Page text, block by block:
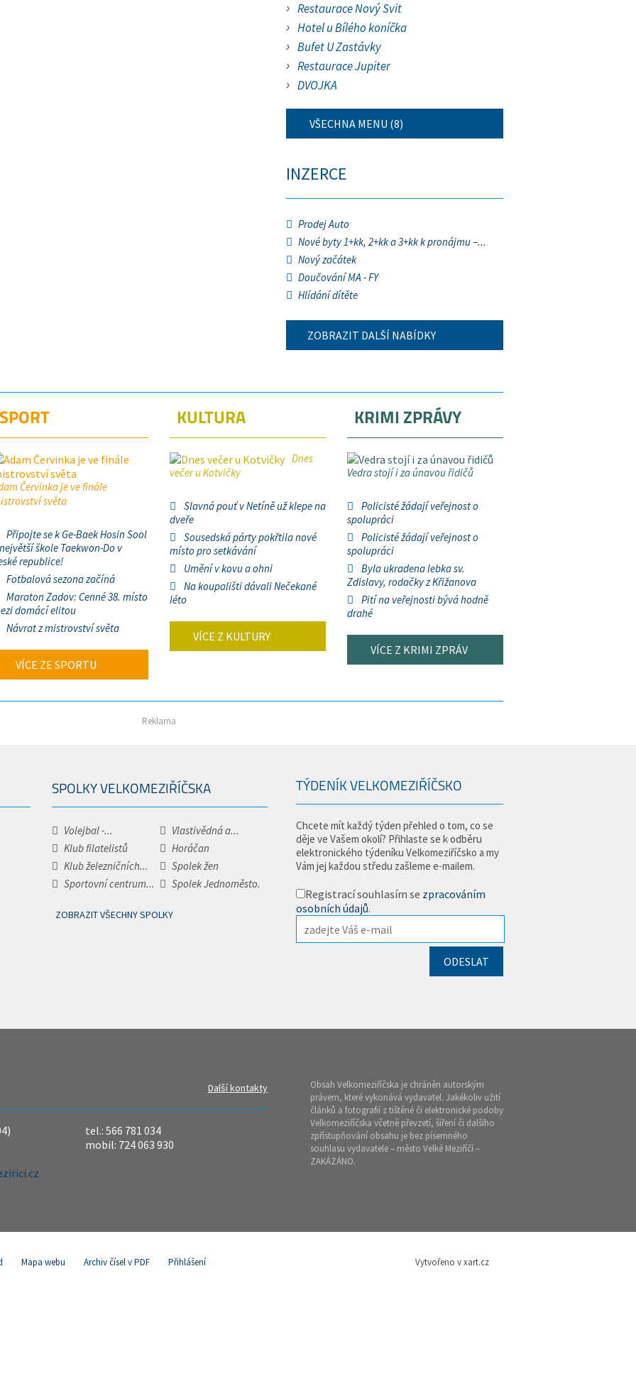
Restaurace Nový Svit
Hotel u Bílého koníčka
Bufet U Zastávky
Restaurace Jupiter
DVOJKA
VŠECHNA MENU (8)
INZERCE
Prodej Auto
Nové byty 1+kk, 2+kk a 3+kk k pronájmu –...
Nový začátek
Doučování MA - FY
Hlídání dítěte
ZOBRAZIT DALŠÍ NABÍDKY
SPORT
Červinka je ve finále
světa
Připojte se k Ge-Baek Hosin Sool
škole Taekwon-Do v
republice!
Fotbalová sezona začíná
Maraton Zadov: Cenné 38. místo
domácí elitou
Návrat z mistrovství světa
VÍCE ZE SPORTU
KULTURA
Dnes
večer u Kotvičky
Slavná pouť v Netíně už klepe na
dveře
Sousedská párty pokřtila nové
místo pro setkávání
Umění v kovu a ohni
Na koupališti dávali Nečekané
léto
VÍCE Z KULTURY
KRIMI ZPRÁVY
Vedra stojí i za únavou řidičů
Policisté žádají veřejnost o
spolupráci
Policisté žádají veřejnost o
spolupráci
Byla ukradena lebka sv.
Zdislavy, rodačky z Křižanova
Pití na veřejnosti bývá hodně
drahé
VÍCE Z KRIMI ZPRÁV
Reklama
SPOLKY VELKOMEZIŘÍČSKA
Volejbal -...
Vlastivědná a...
Klub filatelistů
Horáčan
Klub železničních...
Spolek žen
Sportovní centrum...
Spolek Jednoměsto.
ZOBRAZIT VŠECHNY SPOLKY
TÝDENÍK VELKOMEZIŘÍČSKO
Chcete mít každý týden přehled o tom, co se
děje ve Vašem okolí? Přihlaste se k odběru
elektronického týdeníku Velkomeziříčsko a my
Vám jej každou středu zašleme e-mailem.
Registrací souhlasím se zpracováním
osobních údajů.
Další kontakty
tel.: 566 781 034
mobil: 724 063 930
Obsah Velkomeziříčska je chráněn autorským
právem, které vykonává vydavatel. Jakékoliv užití
článků a fotografií z tištěné či elektronické podoby
Velkomeziříčska včetně převzetí, šíření či dalšího
zpřístupňování obsahu je bez písemného
souhlasu vydavatele – město Velké Meziříčí –
ZAKÁZÁNO.
Mapa webu Archiv čísel v PDF Přihlášení Vytvořeno v xart.cz